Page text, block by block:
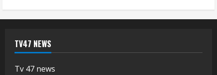
TV47 NEWS
Tv 47 news